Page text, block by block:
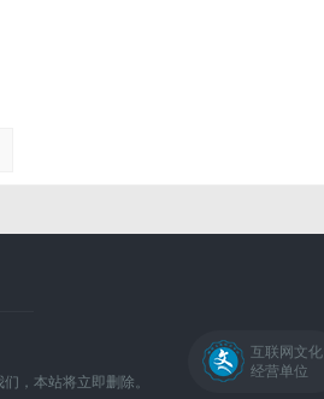
，本站将立即删除。
互联网文化
经营单位